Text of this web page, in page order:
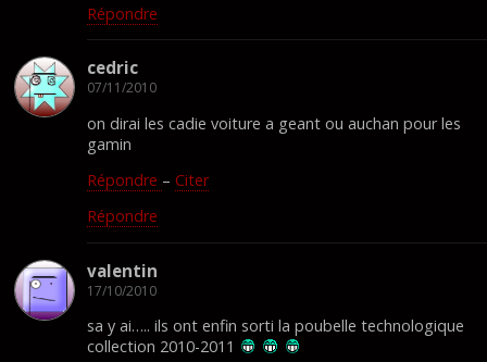
Répondre
cedric
07/11/2010
on dirai les cadie voiture a geant ou auchan pour les
gamin
Répondre – Citer
Répondre
valentin
17/10/2010
sa y ai….. ils ont enfin sorti la poubelle technologique
collection 2010-2011